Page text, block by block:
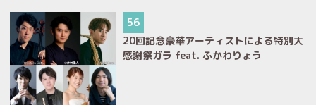
56
20回記念豪華アーティストによる特別大
感謝祭ガラ feat. ふかわりょう